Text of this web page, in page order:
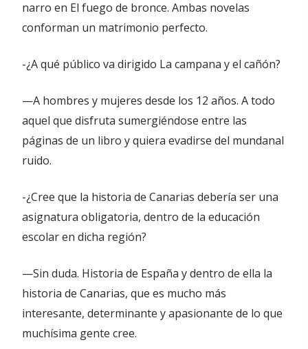
narro en El fuego de bronce. Ambas novelas
conforman un matrimonio perfecto.
-¿A qué público va dirigido La campana y el cañón?
—A hombres y mujeres desde los 12 años. A todo
aquel que disfruta sumergiéndose entre las
páginas de un libro y quiera evadirse del mundanal
ruido.
-¿Cree que la historia de Canarias debería ser una
asignatura obligatoria, dentro de la educación
escolar en dicha región?
—Sin duda. Historia de España y dentro de ella la
historia de Canarias, que es mucho más
interesante, determinante y apasionante de lo que
muchísima gente cree.